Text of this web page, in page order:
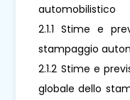
automobilistico
2.1.1 Stime e
stampaggio
2.1.2 Stime e
globale dello